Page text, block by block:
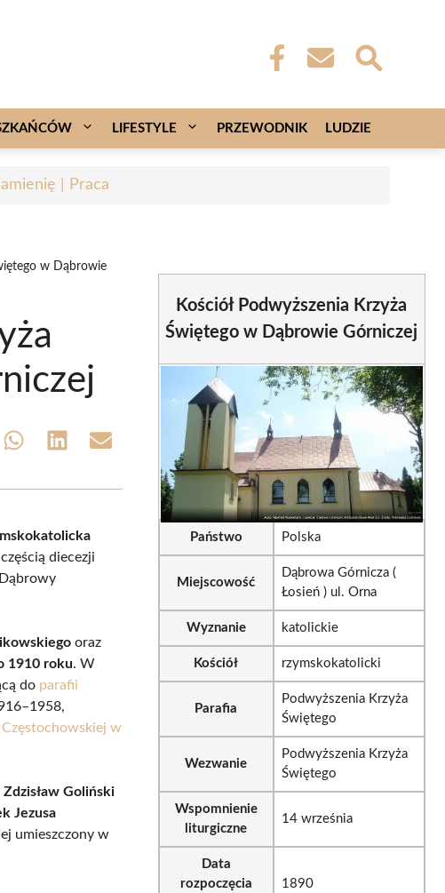
LIFESTYLE PRZEWODNIK LUDZIE
| Praca
w Dąbrowie
Share Share Share
diecezji
oraz
1910 roku. W
do parafii
w
Zdzisław Goliński
Jezusa
umieszczony w
Kościół Podwyższenia Krzyża
Świętego w Dąbrowie Górniczej
Państwo Polska
Miejscowość
Dąbrowa Górnicza (
Łosień ) ul. Orna
Wyznanie katolickie
Kościół rzymskokatolicki
Parafia
Podwyższenia Krzyża
Świętego
Wezwanie
Podwyższenia Krzyża
Świętego
Wspomnienie
liturgiczne
14 września
Data
rozpoczęcia
1890